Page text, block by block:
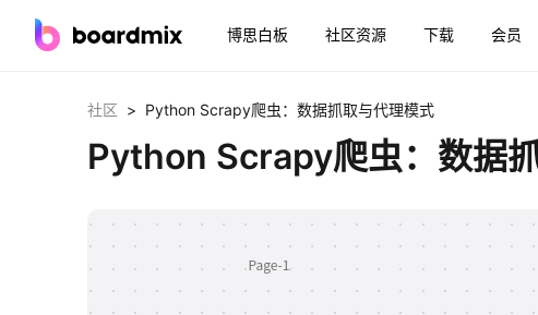
博思白板 社区资源 下载 会员
社区 > Python Scrapy爬虫：数据抓取与代理模式
Python Scrapy爬虫：数据